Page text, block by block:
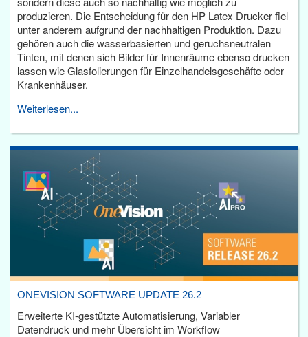
produzieren. Die Entscheidung für den HP Latex Drucker fiel
unter anderem aufgrund der nachhaltigen Produktion. Dazu
gehören auch die wasserbasierten und geruchsneutralen
Tinten, mit denen sich Bilder für Innenräume ebenso drucken
lassen wie Glasfolierungen für Einzelhandelsgeschäfte oder
Krankenhäuser.
Weiterlesen...
ONEVISION SOFTWARE UPDATE 26.2
Erweiterte KI-gestützte Automatisierung, Variabler
Datendruck und mehr Übersicht im Workflow